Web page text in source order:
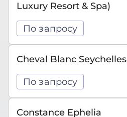
Luxury Resort & Spa)
По запросу
Cheval Blanc Seychelles
По запросу
Constance Ephelia